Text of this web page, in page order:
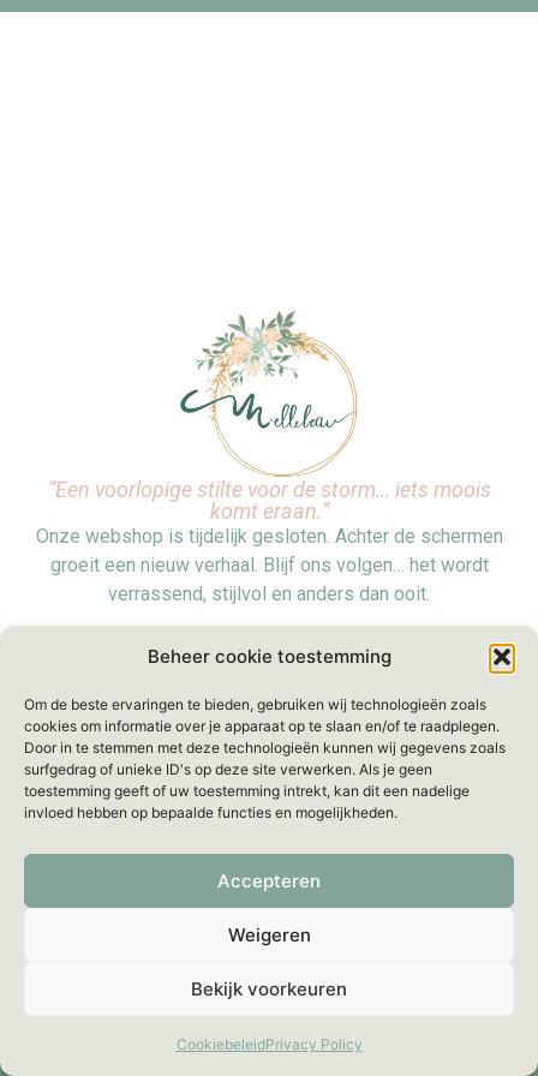
Beheer cookie toestemming
Om de beste ervaringen te bieden, gebruiken wij technologieën zoals
cookies om informatie over je apparaat op te slaan en/of te raadplegen.
Door in te stemmen met deze technologieën kunnen wij gegevens zoals
surfgedrag of unieke ID's op deze site verwerken. Als je geen
toestemming geeft of uw toestemming intrekt, kan dit een nadelige
invloed hebben op bepaalde functies en mogelijkheden.
Accepteren
Weigeren
Bekijk voorkeuren
CookiebeleidPrivacy Policy
“Een voorlopige stilte voor de storm… iets moois
komt eraan.”
Onze webshop is tijdelijk gesloten. Achter de schermen
groeit een nieuw verhaal. Blijf ons volgen… het wordt
verrassend, stijlvol en anders dan ooit.
Voorlopig zijn we even offline, maar we blijven bereikbaar
beantwoorden je bericht binnen48 uur.